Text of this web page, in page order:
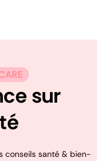
sur
conseils santé & bien-